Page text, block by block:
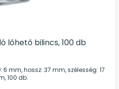
lőhető bilincs, 100 db
mm, hossz: 37 mm, szélesség: 17
100 db.